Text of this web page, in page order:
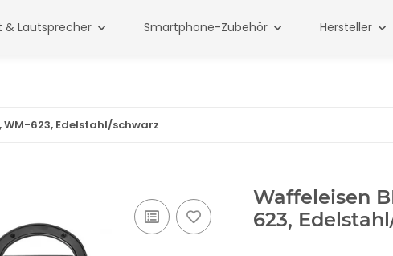
& Lautsprecher Smartphone-Zubehör Hersteller
WM-623, Edelstahl/schwarz
Waffeleisen
623,